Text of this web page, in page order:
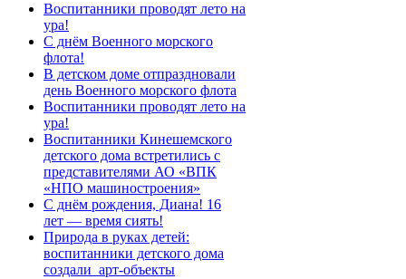
Воспитанники проводят лето на
ура!
С днём Военного морского
флота!
В детском доме отпраздновали
день Военного морского флота
Воспитанники проводят лето на
ура!
Воспитанники Кинешемского
детского дома встретились с
представителями АО «ВПК
«НПО машиностроения»
С днём рождения, Диана! 16
лет — время сиять!
Природа в руках детей:
воспитанники детского дома
создали арт-объекты